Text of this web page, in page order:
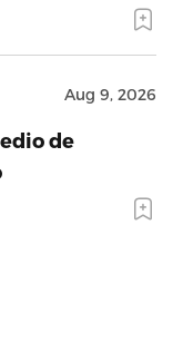
Aug 9, 2026
de